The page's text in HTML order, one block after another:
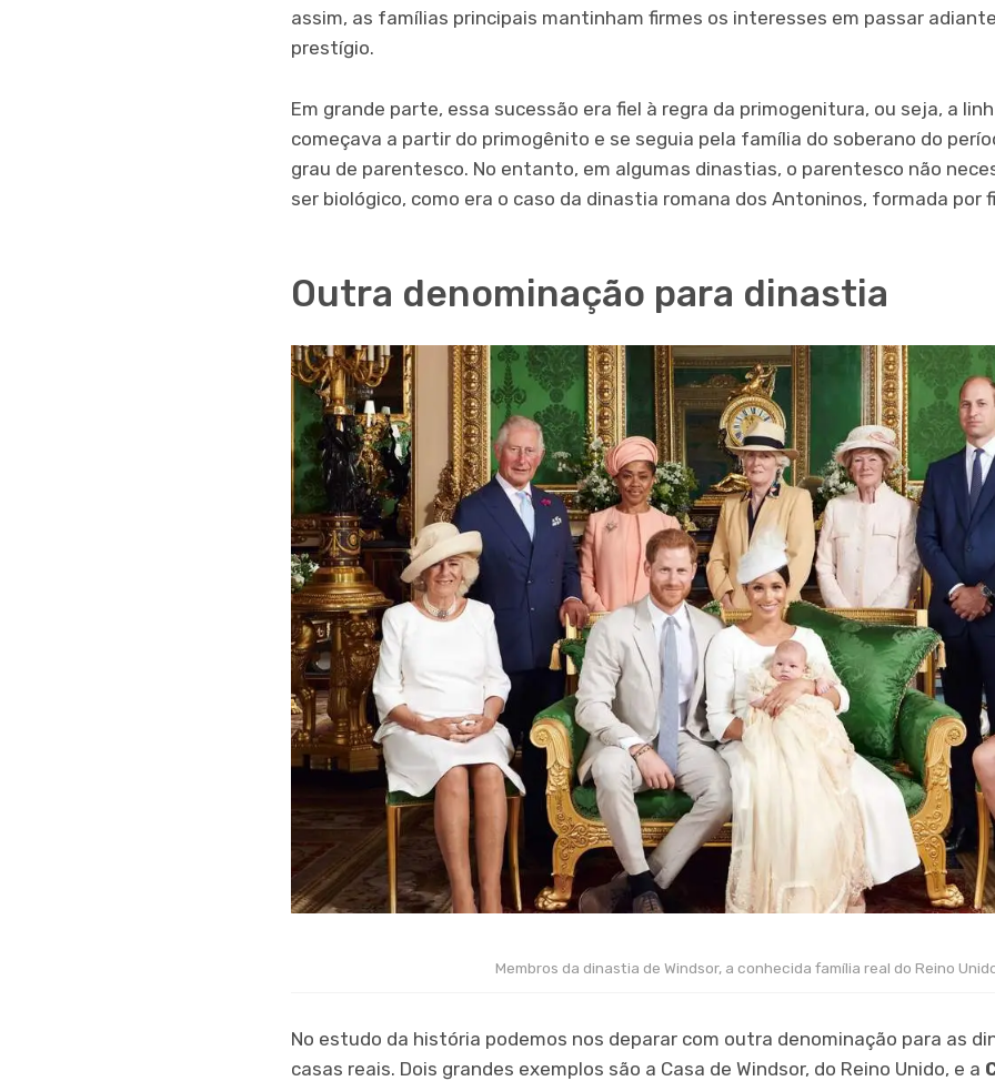
assim, as famílias principais mantinham firmes os interesses em passar
prestígio.
Em grande parte, essa sucessão era fiel à regra da primogenitura, ou seja, a
começava a partir do primogênito e se seguia pela família do soberano do
grau de parentesco. No entanto, em algumas dinastias, o parentesco não
ser biológico, como era o caso da dinastia romana dos Antoninos, formada por
Outra denominação para dinastia
Membros da dinastia de Windsor, a conhecida família real do Reino
No estudo da história podemos nos deparar com outra denominação para as
casas reais. Dois grandes exemplos são a Casa de Windsor, do Reino Unido, e a